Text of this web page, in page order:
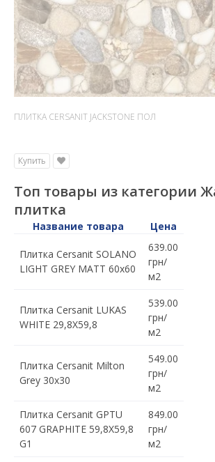
ПЛИТКА CERSANIT JACKSTONE ПОЛ
Купить
Топ товары из категории
плитка
Название товара Цена
Плитка Cersanit SOLANO
LIGHT GREY MATT 60x60
639.00
грн/
м2
Плитка Cersanit LUKAS
WHITE 29,8X59,8
539.00
грн/
м2
Плитка Cersanit Milton
Grey 30x30
549.00
грн/
м2
Плитка Cersanit GPTU
607 GRAPHITE 59,8X59,8
G1
849.00
грн/
м2